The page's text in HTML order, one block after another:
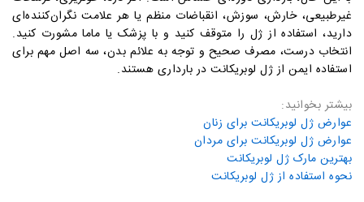
غیرطبیعی، خارش، سوزش، انقباضات منظم یا هر علامت نگران‌کننده‌ای
دارید، استفاده از ژل را متوقف کنید و با پزشک یا ماما مشورت کنید.
انتخاب درست، مصرف صحیح و توجه به علائم بدن، سه اصل مهم برای
استفاده ایمن از ژل لوبریکانت در بارداری هستند.
بیشتر بخوانید:
عوارض ژل لوبریکانت برای زنان
عوارض ژل لوبریکانت برای مردان
بهترین مارک ژل لوبریکانت
نحوه استفاده از ژل لوبریکانت